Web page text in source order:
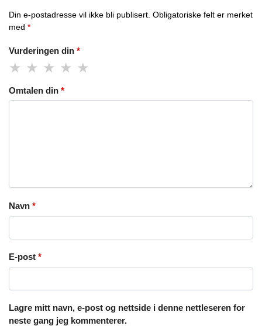
Din e-postadresse vil ikke bli publisert. Obligatoriske felt er merket
med *
Vurderingen din *
Omtalen din *
Navn *
E-post *
Lagre mitt navn, e-post og nettside i denne nettleseren for
neste gang jeg kommenterer.